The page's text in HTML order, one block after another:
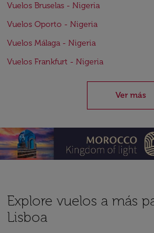
Vuelos Bruselas - Nigeria
Vuelos Oporto - Nigeria
Vuelos Málaga - Nigeria
Vuelos Frankfurt - Nigeria
Ver más
Explore vuelos a más
Lisboa